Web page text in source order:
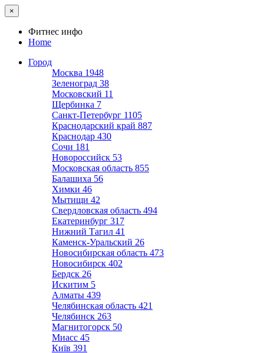
×
Фитнес инфо
Home
Город
Москва 1948
Зеленоград 38
Московский 11
Щербинка 7
Санкт-Петербург 1105
Краснодарский край 887
Краснодар 430
Сочи 181
Новороссийск 53
Московская область 855
Балашиха 56
Химки 46
Мытищи 42
Свердловская область 494
Екатеринбург 317
Нижний Тагил 41
Каменск-Уральский 26
Новосибирская область 473
Новосибирск 402
Бердск 26
Искитим 5
Алматы 439
Челябинская область 421
Челябинск 263
Магнитогорск 50
Миасс 45
Київ 391